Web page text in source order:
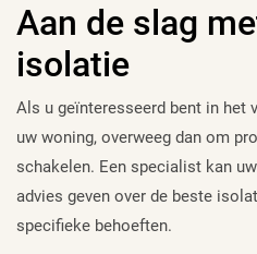
Aan de slag
isolatie
Als u geïnteresseerd bent in het
uw woning, overweeg dan om
schakelen. Een specialist kan
advies geven over de beste
specifieke behoeften.